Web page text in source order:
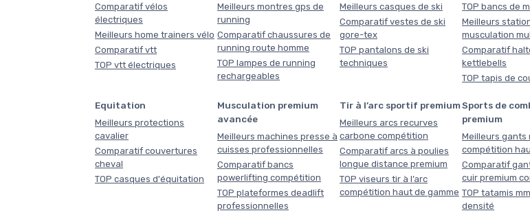
Comparatif vélos
électriques
Meilleurs home trainers vélo
Comparatif vtt
TOP vtt électriques
Meilleurs montres gps de
running
Comparatif chaussures de
running route homme
TOP lampes de running
rechargeables
Meilleurs casques de ski
Comparatif vestes de ski
gore-tex
TOP pantalons de ski
techniques
TOP bancs de
Meilleurs
musculation
Comparatif
kettlebells
TOP tapis de
Equitation
Meilleurs protections
cavalier
Comparatif couvertures
cheval
TOP casques d'équitation
Musculation premium
avancée
Meilleurs machines presse à
cuisses professionnelles
Comparatif bancs
powerlifting compétition
TOP plateformes deadlift
professionnelles
Tir à l’arc sportif premium
Meilleurs arcs recurves
carbone compétition
Comparatif arcs à poulies
longue distance premium
TOP viseurs tir à l’arc
compétition haut de gamme
Sports de
premium
Meilleurs gants
compétition
Comparatif
cuir premium
TOP tatamis
densité